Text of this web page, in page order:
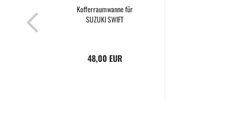
Kofferraumwanne für
SUZUKI SWIFT
48,00 EUR